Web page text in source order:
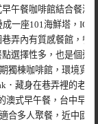
午餐咖啡館結合餐酒
一座101海鮮塔，IG
弄內有質感餐館，餐
選擇性多，也是個適
獨棟咖啡館，環境寬
．藏身在巷弄裡的老
澳式早午餐，台中早午
合多人聚餐，近中國